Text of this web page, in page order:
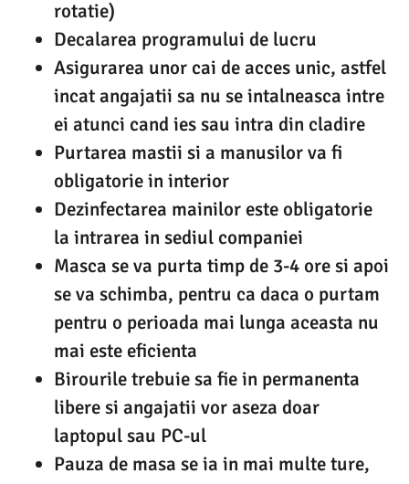
rotatie)
Decalarea programului de lucru
Asigurarea unor cai de acces unic, astfel
incat angajatii sa nu se intalneasca intre
ei atunci cand ies sau intra din cladire
Purtarea mastii si a manusilor va fi
obligatorie in interior
Dezinfectarea mainilor este obligatorie
la intrarea in sediul companiei
Masca se va purta timp de 3-4 ore si apoi
se va schimba, pentru ca daca o purtam
pentru o perioada mai lunga aceasta nu
mai este eficienta
Birourile trebuie sa fie in permanenta
libere si angajatii vor aseza doar
laptopul sau PC-ul
Pauza de masa se ia in mai multe ture,